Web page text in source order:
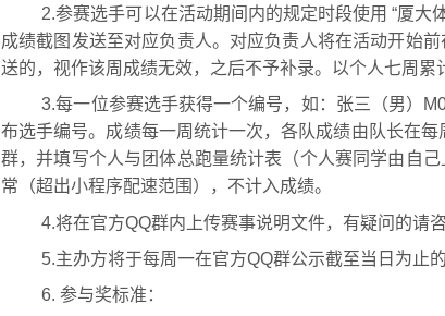
2.参赛选手可以在活动期间内的规定时段使用 “厦
成绩截图发送至对应负责人。对应负责人将在活动开始
送的，视作该周成绩无效，之后不予补录。以个人七周累
3.每一位参赛选手获得一个编号，如：张三（男）
布选手编号。成绩每一周统计一次，各队成绩由队长在
群，并填写个人与团体总跑量统计表（个人赛同学由自
常（超出小程序配速范围），不计入成绩。
4.将在官方QQ群内上传赛事说明文件，有疑问的请
5.主办方将于每周一在官方QQ群公示截至当日为止
6. 参与奖标准：